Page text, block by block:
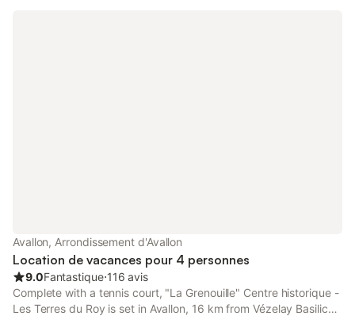
Avallon, Arrondissement d'Avallon
Location de vacances pour 4 personnes
9.0Fantastique⋅116 avis
Complete with a tennis court, "La Grenouille" Centre historique -
Les Terres du Roy is set in Avallon, 16 km from Vézelay Basilica